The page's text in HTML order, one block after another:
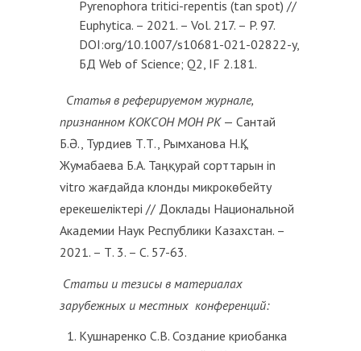
Pyrenophora tritici-repentis (tan spot) //
Euphytica. – 2021. – Vol. 217. – P. 97.
DOI:org/10.1007/s10681-021-02822-y,
БД Web of Science; Q2, IF 2.181.
Статья в реферируемом журнале,
признанном КОКСОН МОН РК— Сантай
Б.Ә., Турдиев Т.Т., Рымханова Н.Қ.,
Жумабаева Б.А. Таңқурай сорттарын in
vitro жағдайда клонды микрокөбейту
ерекешеліктері // Доклады Национальной
Академии Наук Республики Казахстан. –
2021. – Т. 3. – С. 57-63.
Статьи и тезисы в материалах
зарубежных и местных конференций:
Кушнаренко С.В. Создание криобанка